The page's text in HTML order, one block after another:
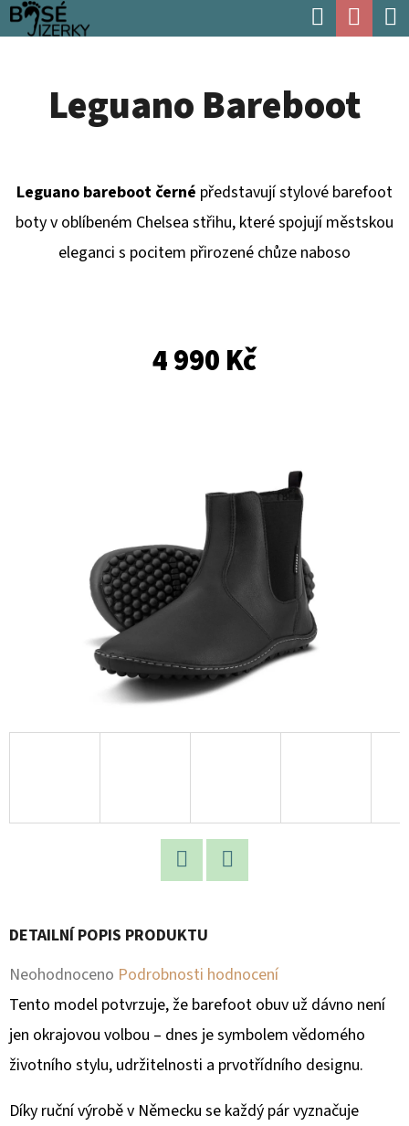
Přejít
na
Hledat
Leguano Bareboot
Leguano bareboot černé představují stylové barefoot
boty v oblíbeném Chelsea střihu, které spojují městskou
eleganci s pocitem přirozené chůze naboso
4 990 Kč
DETAILNÍ POPIS PRODUKTU
Průměrné
hodnocení
produktu
je
Neohodnoceno Podrobnosti hodnocení
Tento model potvrzuje, že barefoot obuv už dávno není
jen okrajovou volbou – dnes je symbolem vědomého
životního stylu, udržitelnosti a prvotřídního designu.
Díky ruční výrobě v Německu se každý pár vyznačuje
K
O Zpět
Zpět
P
O
T
O
U
Č
U
J
E
M